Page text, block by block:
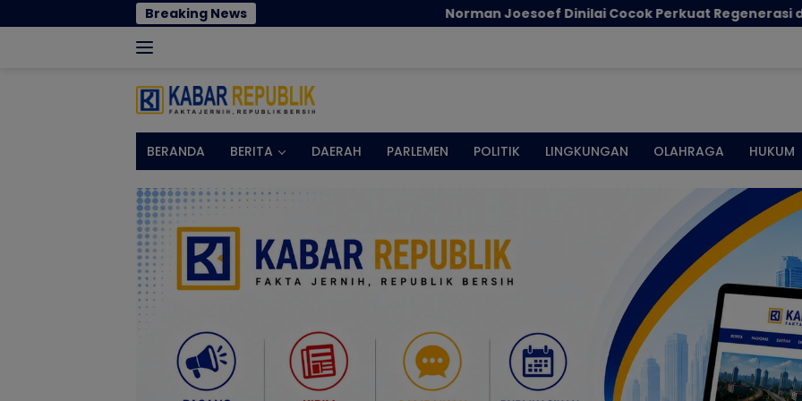
ke
Breaking News Norman Joesoef Dinilai Cocok Perkuat Regenerasi dan Inovasi
BERANDA BERITA DAERAH PARLEMEN POLITIK LINGKUNGAN OLAHRAGA HUKUM